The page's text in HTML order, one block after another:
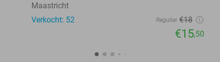
Maastricht
Verkocht: 52
Regulier €18
€15,50